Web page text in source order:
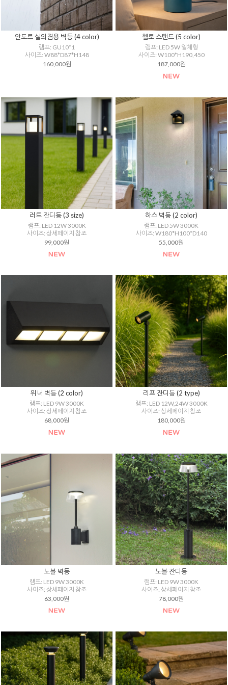
안도르 실외겸용 벽등 (4 color)
램프: GU10*1
사이즈: W88*D87*H148
160,000원
헬로 스탠드 (5 color)
램프: LED 5W 일체형
사이즈: W100*H190,450
187,000원
러트 잔디등 (3 size)
램프: LED 12W 3000K
사이즈: 상세페이지 참조
99,000원
하스 벽등 (2 color)
램프: LED 5W 3000K
사이즈: W180*H100*D140
55,000원
위너 벽등 (2 color)
램프: LED 9W 3000K
사이즈: 상세페이지 참조
68,000원
리프 잔디등 (2 type)
램프: LED 12W,24W 3000K
사이즈: 상세페이지 참조
180,000원
노블 벽등
램프: LED 9W 3000K
사이즈: 상세페이지 참조
63,000원
노블 잔디등
램프: LED 9W 3000K
사이즈: 상세페이지 참조
78,000원